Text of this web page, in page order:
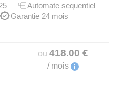
Automate sequentiel
Garantie 24 mois
ou 418.00 €
/ mois i